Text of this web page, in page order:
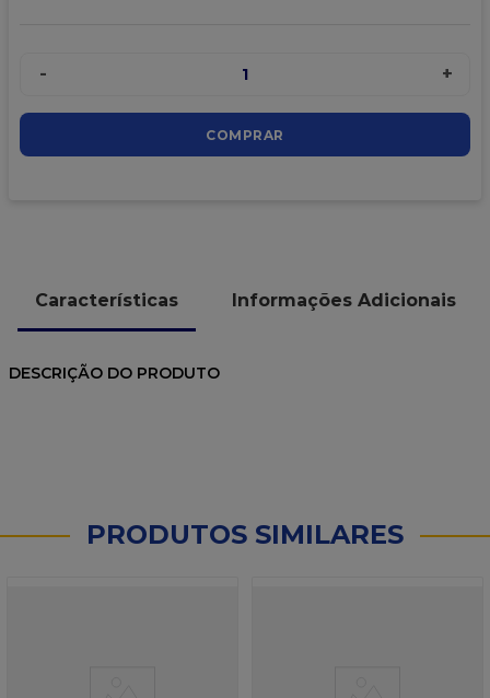
- 1 +
COMPRAR
Características Informações Adicionais
DESCRIÇÃO DO PRODUTO
PRODUTOS SIMILARES